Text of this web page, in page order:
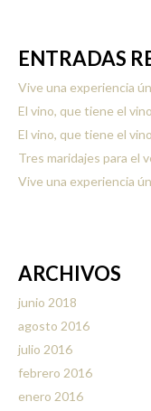
ENTRADAS
Vive una experiencia
El vino, que tiene el
El vino, que tiene el
Tres maridajes para el
Vive una experiencia
ARCHIVOS
junio 2018
agosto 2016
julio 2016
febrero 2016
enero 2016